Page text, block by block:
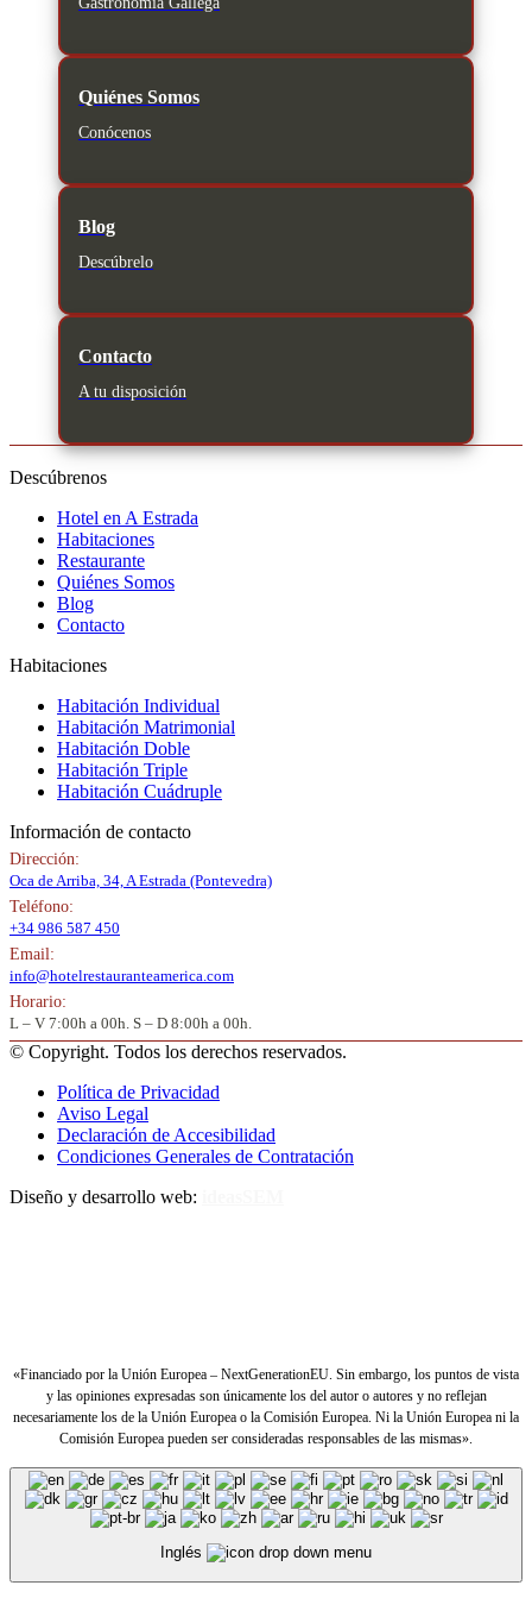
Quiénes Somos
Conócenos
Blog
Descúbrelo
Contacto
A tu disposición
Descúbrenos
Hotel en A Estrada
Habitaciones
Restaurante
Quiénes Somos
Blog
Contacto
Habitaciones
Habitación Individual
Habitación Matrimonial
Habitación Doble
Habitación Triple
Habitación Cuádruple
Información de contacto
Dirección:
Oca de Arriba, 34, A Estrada (Pontevedra)
Teléfono:
+34 986 587 450
Email:
info@hotelrestauranteamerica.com
Horario:
L – V 7:00h a 00h. S – D 8:00h a 00h.
© Copyright. Todos los derechos reservados.
Política de Privacidad
Aviso Legal
Declaración de Accesibilidad
Condiciones Generales de Contratación
Diseño y desarrollo web:
«Financiado por la Unión Europea – NextGenerationEU. Sin embargo, los puntos de vista
y las opiniones expresadas son únicamente los del autor o autores y no reflejan
necesariamente los de la Unión Europea o la Comisión Europea. Ni la Unión Europea ni la
Comisión Europea pueden ser consideradas responsables de las mismas».
Inglés